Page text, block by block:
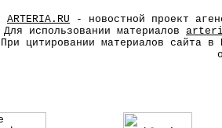
ARTERIA.RU - новостной проект
Для использовании материалов
При цитировании материалов сайта